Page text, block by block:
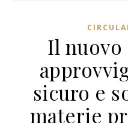
Il nuovo
sicuro e
materie